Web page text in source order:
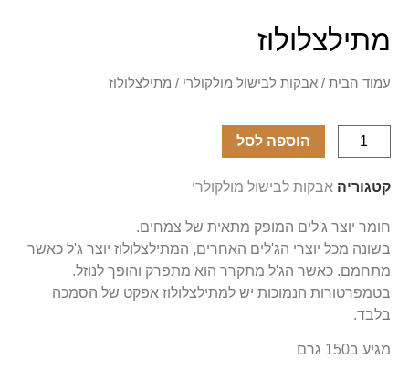
מתילצלולוז
עמוד הבית / אבקות לבישול מולקולרי / מתילצלולוז
הוספה לסל
קטגוריה אבקות לבישול מולקולרי
חומר יוצר ג'לים המופק מתאית של צמחים.
בשונה מכל יוצרי הג'לים האחרים, המתילצלולוז יוצר ג'ל כאשר
מתחמם. כאשר הג'ל מתקרר הוא מתפרק והופך לנוזל.
בטמפרטורות הנמוכות יש למתילצלולוז אפקט של הסמכה
בלבד.
מגיע ב150 גרם